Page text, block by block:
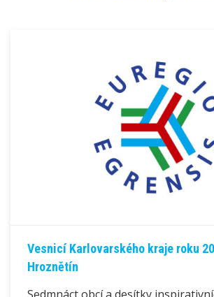
Vesnicí Karlovarského kraje roku
Hroznětín